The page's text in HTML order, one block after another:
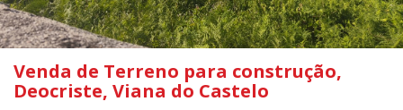
Venda de Terreno para construção,
Deocriste, Viana do Castelo